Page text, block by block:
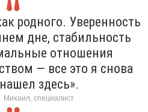
родного. Уверенность
дне, стабильность
отношения
— все это я снова
нашел здесь».
Михаил, специалист